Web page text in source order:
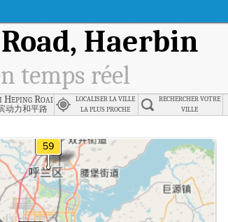
Haerbin
temps réel
Heping Road, Haerbin
动力和平路
LOCALISER LA VILLE
LA PLUS PROCHE
RECHERCHER VOTRE
VILLE
réel.